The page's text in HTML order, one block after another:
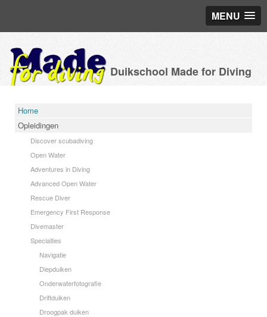
MENU
Duikschool Made for Diving
Home
Opleidingen
Discover scubadiving
Open Water
Adventures in Diving
Advanced Open Water
Rescue Diver
Emergency First Response
Divemaster
Specialties
Navigatie
Diepduiken
Onderwaterfotografie
Driftduiken
Droogpak duiken